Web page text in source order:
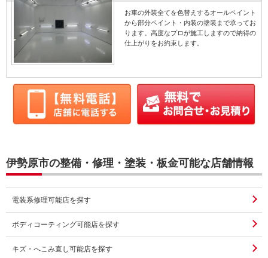
お車の外装全てを色替えするオールペイント
から部分ペイント・内装の塗装まで承ってお
ります。高度なプロが施工しますので納得の
仕上がりをお約束します。
伊勢原市の整備・修理・塗装・板金可能な店舗情報
電装系修理可能店を探す
ボディコーティング可能店を探す
キズ・へこみ直し可能店を探す